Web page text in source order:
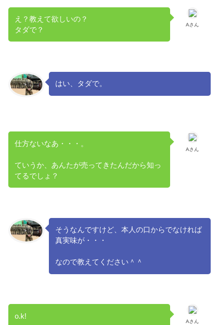
Aさん
え？教えて欲しいの？
タダで？
はい、タダで。
Aさん
仕方ないなあ・・・。
ていうか、あんたが売ってきたんだから知っ
てるでしょ？
そうなんですけど、本人の口からでなければ
真実味が・・・
なので教えてください＾＾
Aさん
o.k!